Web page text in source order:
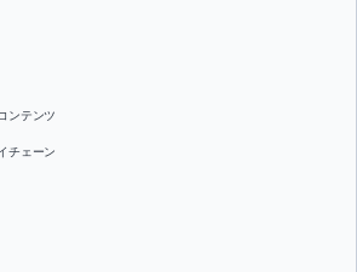
ンテンツ
チェーン